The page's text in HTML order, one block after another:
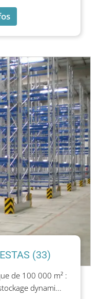
(33)
de 100 000 m² :
dynami...